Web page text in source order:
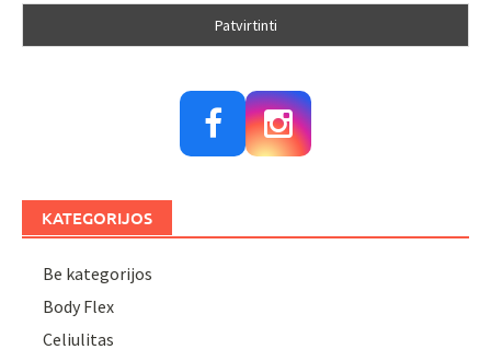
KATEGORIJOS
Be kategorijos
Body Flex
Celiulitas